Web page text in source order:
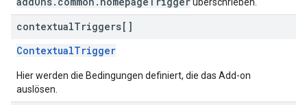
contextualTriggers[]
ContextualTrigger
Hier werden die Bedingungen definiert, die das Add-on
auslösen.